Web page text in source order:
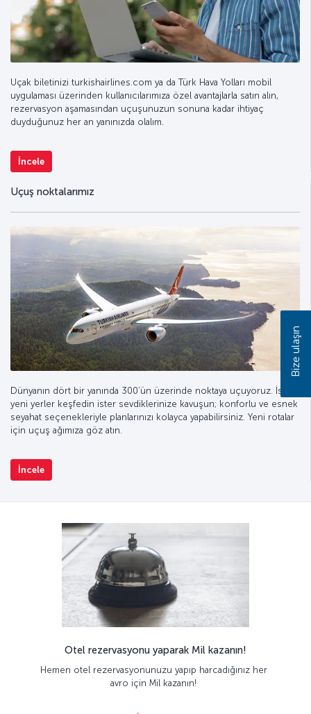
Uçak biletinizi turkishairlines.com ya da Türk Hava Yolları mobil
uygulaması üzerinden kullanıcılarımıza özel avantajlarla satın alın,
rezervasyon aşamasından uçuşunuzun sonuna kadar ihtiyaç
duyduğunuz her an yanınızda olalım.
İncele
Uçuş noktalarımız
Dünyanın dört bir yanında 300’ün üzerinde noktaya uçuyoruz. İster
yeni yerler keşfedin ister sevdiklerinize kavuşun; konforlu ve esnek
seyahat seçenekleriyle planlarınızı kolayca yapabilirsiniz. Yeni rotalar
için uçuş ağımıza göz atın.
İncele
Otel rezervasyonu yaparak Mil kazanın!
Hemen otel rezervasyonunuzu yapıp harcadığınız her
avro için Mil kazanın!
Bize ulaşın